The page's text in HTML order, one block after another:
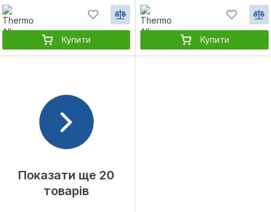
Купити Купити
Показати ще 20
товарів